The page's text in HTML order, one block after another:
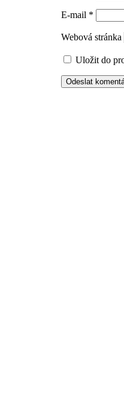
E-mail *
Webová stránka
Uložit do